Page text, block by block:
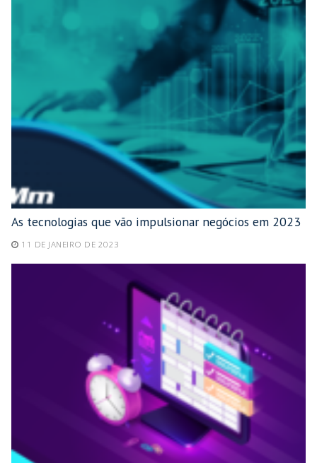
As tecnologias que vão impulsionar negócios em 2023
11 DE JANEIRO DE 2023